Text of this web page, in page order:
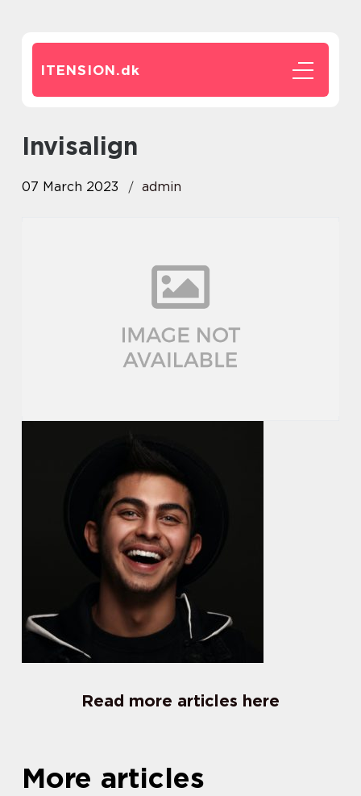
ITENSION.dk
invisalign
07 March 2023 admin
Read more articles here
More articles